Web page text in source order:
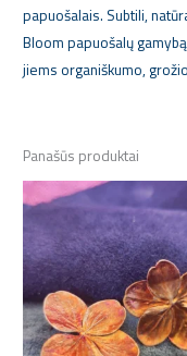
papuošalais. Subtili,
Bloom papuošalų
jiems organiškumo,
Panašūs produktai